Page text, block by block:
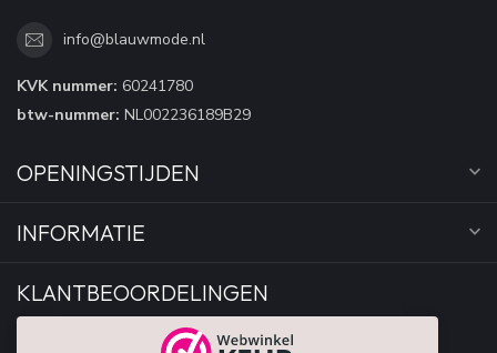
info@blauwmode.nl
KVK nummer: 60241780
btw-nummer: NL002236189B29
OPENINGSTIJDEN
INFORMATIE
KLANTBEOORDELINGEN